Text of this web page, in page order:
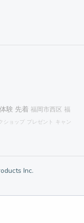
体験 先着 福岡市西区 福
ショップ プレゼント キャン
Inc.